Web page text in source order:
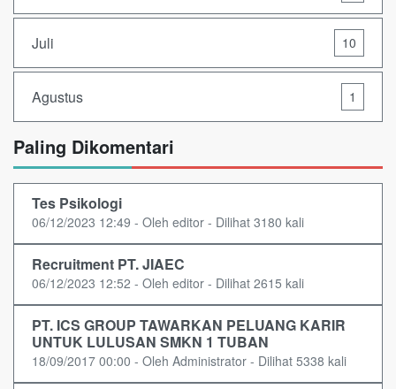
Juli 10
Agustus 1
Paling Dikomentari
Tes Psikologi
06/12/2023 12:49 - Oleh editor - Dilihat 3180 kali
Recruitment PT. JIAEC
06/12/2023 12:52 - Oleh editor - Dilihat 2615 kali
PT. ICS GROUP TAWARKAN PELUANG KARIR
UNTUK LULUSAN SMKN 1 TUBAN
18/09/2017 00:00 - Oleh Administrator - Dilihat 5338 kali